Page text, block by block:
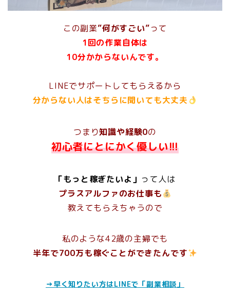
この副業”何がすごい”って
1回の作業自体は
10分かからないんです。
LINEでサポートしてもらえるから
分からない人はそちらに聞いても大丈夫
つまり知識や経験0の
初心者にとにかく優しい!!!
「もっと稼ぎたいよ」 って人は
プラスアルファのお仕事も
教えてもらえちゃうので
私のような42歳の主婦でも
半年で700万も稼ぐことができたんです
→早く知りたい方はLINEで「副業相談」